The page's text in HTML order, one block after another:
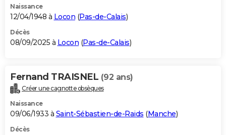
Naissance
12/04/1948 à Locon (Pas-de-Calais)
Décès
08/09/2025 à Locon (Pas-de-Calais)
Fernand TRAISNEL (92 ans)
Créer une cagnotte obsèques
Naissance
09/06/1933 à Saint-Sébastien-de-Raids (Manche)
Décès